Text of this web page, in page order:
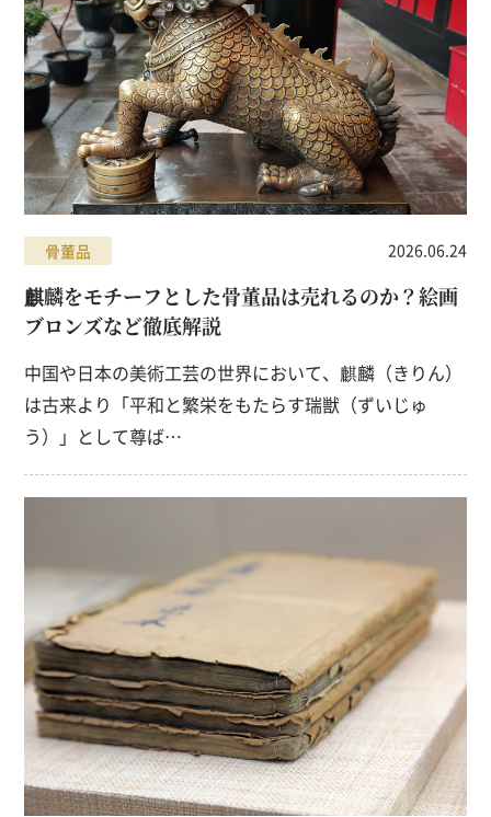
骨董品 2026.06.24
麒麟をモチーフとした骨董品は売れるのか？絵画
ブロンズなど徹底解説
中国や日本の美術工芸の世界において、麒麟（きりん）
は古来より「平和と繁栄をもたらす瑞獣（ずいじゅ
う）」として尊ば…